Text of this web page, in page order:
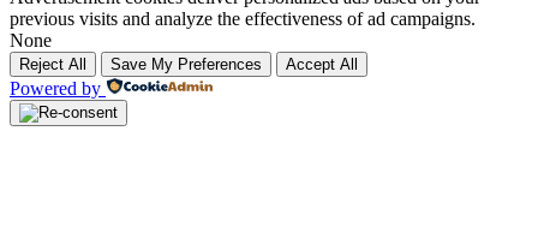
Advertisement cookies deliver personalized ads based on your
previous visits and analyze the effectiveness of ad campaigns.
None
Reject All Save My Preferences
Powered by